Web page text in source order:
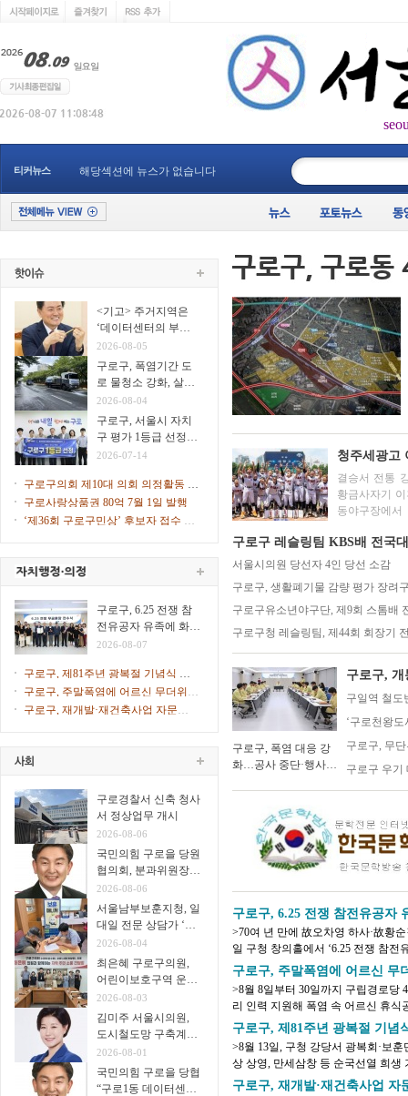
티커뉴스 해당섹션에 뉴스가 없습니다
<기고> 주거지역은
‘데이터센터의 부
지’가 아니다
2026-08-05
구로구, 폭염기간 도
로 물청소 강화, 살수
차7대 투입 무더위 식
힌다
2026-08-04
구로구, 서울시 자치
구 평가 1등급 선정…
2026년 지자체 합동평
2026-07-14
구로구의회 제10대 의회 의정활동 시
작
구로사랑상품권 80억 7월 1일 발행
‘제36회 구로구민상’ 후보자 접수 시
구로구, 6.25 전쟁 참
전유공자 유족에 화랑
무공훈장 전수
2026-08-07
구로구, 제81주년 광복절 기념식 개
최
구로구, 주말폭염에 어르신 무더위쉼
터 47개소 문 연다
구로구, 재개발·재건축사업 자문단 1
구로경찰서 신축 청사
서 정상업무 개시
2026-08-06
국민의힘 구로을 당원
협의회, 분과위원장∙
협의회장 임명
2026-08-06
서울남부보훈지청, 일
대일 전문 상담가 ‘보
훈매니저’ 운영
2026-08-04
최은혜 구로구의원,
어린이보호구역 운영
개선 주민 간담회 개
최
2026-08-03
김미주 서울시의원,
도시철도망 구축계획
시민공청회 참석
2026-08-01
국민의힘 구로을 당협
“구로1동 데이터센터
청주세광고
결승서 전통
황금사자기 이후 44년만에 충
동야구장에
구로구 레슬링팀 KBS배 전국
서울시의원 당선자 4인 당선 소감
구로구, 생활폐기물 감량 평가 장려
구로구유소년야구단, 제9회 스톰배
구로구청 레슬링팀, 제44회 회장기
구로구, 폭염 대응 강
화…공사 중단·행사
구로구,
구일역 철도
‘구로천왕도
구로구, 무
구로구 우기
구로구, 6.25 전쟁 참전유공자
>70여 년 만에 故오차영 하사·故황
일 구청 창의홀에서 ‘6.25 전쟁 참전
년 시작한 육군본부 주관 ‘6.25 전쟁
구로구, 주말폭염에 어르신 무
>8월 8일부터 30일까지 구립경로당
리 인력 지원해 폭염 속 어르신 휴
지는 가운데 어르신들이 주말과 휴
구로구, 제81주년 광복절 기념
>8월 13일, 구청 강당서 광복회·보
상 상영, 만세삼창 등 순국선열 희생 기려 구로구(구청장 장인홍)는 제81
을 맞아 오는 8월 13일(목) 오전 10시
구로구, 재개발·재건축사업 자